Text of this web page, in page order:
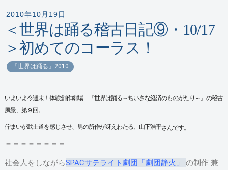
2010年10月19日
＜世界は踊る稽古日記⑨・10/17
＞初めてのコーラス！
『世界は踊る』2010
いよいよ今週末！体験創作劇場 『世界は踊る～ちいさな経済のものがたり～』の稽古
風景、第９回。
佇まいが武士道を感じさせ、男の所作が冴えわたる、山下浩平さんです。
＝＝＝＝＝＝＝＝
社会人をしながらSPACサテライト劇団「劇団静火」 の制作 兼